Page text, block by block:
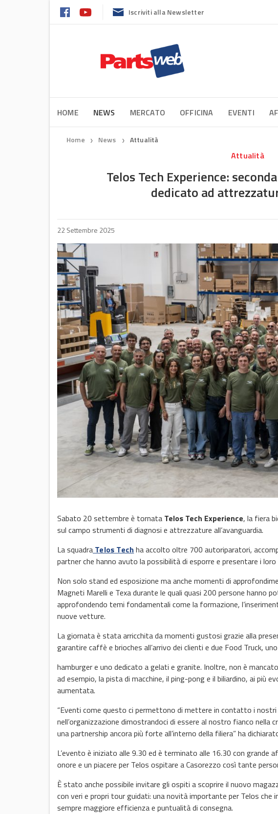
Iscriviti alla Newsletter
HOME NEWS MERCATO OFFICINA EVENTI
Home ❯ News ❯ Attualità
Attualità
Telos Tech Experience:
dedicato ad
22 Settembre 2025
Sabato 20 settembre è tornata Telos Tech Experience, la fiera
sul campo strumenti di diagnosi e attrezzature all’avanguardia.
La squadra Telos Tech ha accolto oltre 700 autoriparatori,
partner che hanno avuto la possibilità di esporre e presentare i
Non solo stand ed esposizione ma anche momenti di
Magneti Marelli e Texa durante le quali quasi 200 persone
approfondendo temi fondamentali come la formazione,
nuove vetture.
La giornata è stata arricchita da momenti gustosi grazie alla
garantire caffè e brioches all’arrivo dei clienti e due Food Truck,
hamburger e uno dedicato a gelati e granite. Inoltre, non è
ad esempio, la pista di macchine, il ping-pong e il biliardino, ai più
aumentata.
“Eventi come questo ci permettono di mettere in contatto i
nell’organizzazione dimostrandoci di essere al nostro fianco nella
una partnership ancora più forte all’interno della filiera” ha
L’evento è iniziato alle 9.30 ed è terminato alle 16.30 con
onore e un piacere per Telos ospitare a Casorezzo così tante
È stato anche possibile invitare gli ospiti a scoprire il nuovo
con veri e propri tour guidati: una novità importante per Telos che
sempre maggiore efficienza e puntualità di consegna.